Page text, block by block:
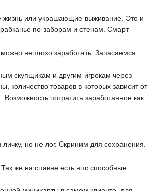
или украшающие выживание. Это и
по заборам и стенам. Смарт
неплохо заработать. Запасаемся
скупщикам и другим игрокам через
товаров в которых зависит от
потратить заработанное как
но не лог. Скриним для сохранения.
же на спавне есть нпс способные